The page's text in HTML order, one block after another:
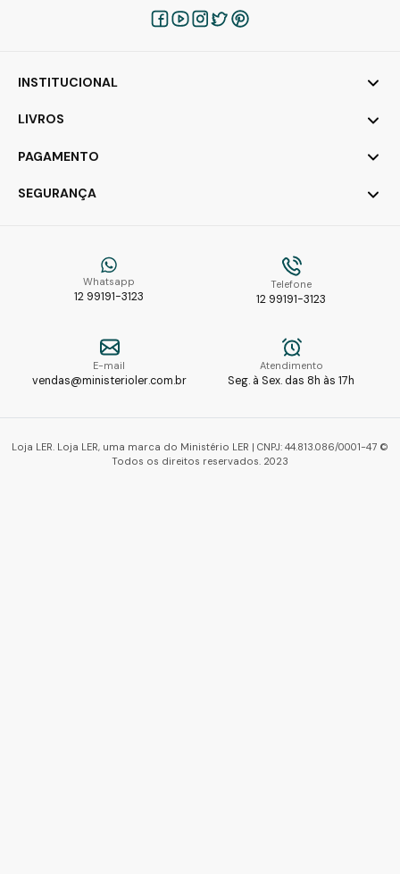
Whatsapp
12 99191-3123
Telefone
12 99191-3123
E-mail
vendas@ministerioler.com.br
Atendimento
Seg. à Sex. das 8h às 17h
INSTITUCIONAL
LIVROS
PAGAMENTO
SEGURANÇA
Loja LER. Loja LER, uma marca do Ministério LER | CNPJ: 44.813.086/0001-47 ©
Todos os direitos reservados. 2023